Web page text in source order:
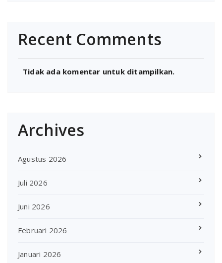
Recent Comments
Tidak ada komentar untuk ditampilkan.
Archives
Agustus 2026
Juli 2026
Juni 2026
Februari 2026
Januari 2026